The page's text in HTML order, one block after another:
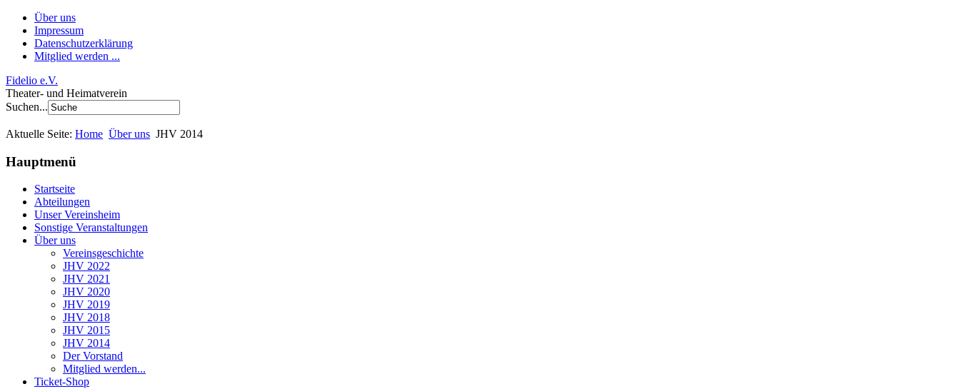
Über uns
Impressum
Datenschutzerklärung
Mitglied werden ...
Fidelio e.V.
Theater- und Heimatverein
Suchen...
Aktuelle Seite: Home Über uns JHV 2014
Hauptmenü
Startseite
Abteilungen
Unser Vereinsheim
Sonstige Veranstaltungen
Über uns
Vereinsgeschichte
JHV 2022
JHV 2021
JHV 2020
JHV 2019
JHV 2018
JHV 2015
JHV 2014
Der Vorstand
Mitglied werden...
Ticket-Shop